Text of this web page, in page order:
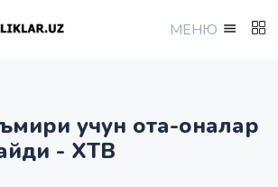
МEНЮ
учун ота-оналар
- ХТВ